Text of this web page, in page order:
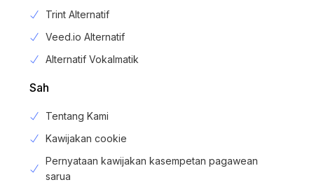
Trint Alternatif
Veed.io Alternatif
Alternatif Vokalmatik
Sah
Tentang Kami
Kawijakan cookie
Pernyataan kawijakan kasempetan pagawean
sarua